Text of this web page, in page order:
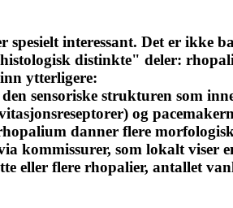
spesielt interessant. Det er ikke
distinkte" deler:
ytterligere:
sensoriske strukturen som
og
danner flere
kommissurer, som lokalt viser
eller flere rhopalier, antallet